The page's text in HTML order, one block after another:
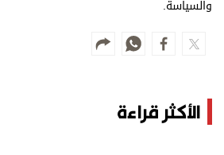
والسياسة.
الأكثر قراءة